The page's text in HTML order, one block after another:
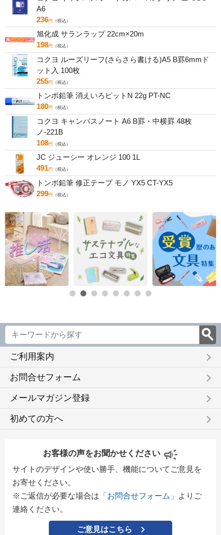
A6
236円 （税込）
旭化成 サランラップ 22cm×20m
198円 （税込）
コクヨ ルーズリーフ(さらさら書ける)A5 B罫6mmド
ット入 100枚
255円 （税込）
トンボ鉛筆 消えいろピットN 22g PT-NC
180円 （税込）
コクヨ キャンパスノート A6 B罫・中横罫 48枚
ノ-221B
108円 （税込）
JC ジューシー オレンジ 100 1L
491円 （税込）
トンボ鉛筆 修正テープ モノ YX5 CT-YX5
299円 （税込）
ご利用案内 keyboard_arrow_right
お問合せフォーム keyboard_arrow_right
メールマガジン登録 keyboard_arrow_right
初めての方へ keyboard_arrow_right
お客様の声をお聞かせください
サイトのデザインや使い勝手、機能についてご意見を
お寄せください。
※ご返信が必要な場合は 「お問合せフォーム」
よりご
連絡ください。
ご意見はこちら